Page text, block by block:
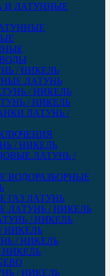
И ЛАТУННЫЕ
/ НИКЕЛЬ
ЛАТУНЬ
/ НИКЕЛЬ
/ НИКЕЛЬ
ЛАТУНЬ /
/ НИКЕЛЬ
ЛАТУНЬ /
ВОДОРАЗБОРНЫЕ
ГАЗ ЛАТУНЬ
ЛАТУНЬ / НИКЕЛЬ
/ НИКЕЛЬ
НИКЕЛЬ
/ НИКЕЛЬ
НИКЕЛЬ
/ НИКЕЛЬ